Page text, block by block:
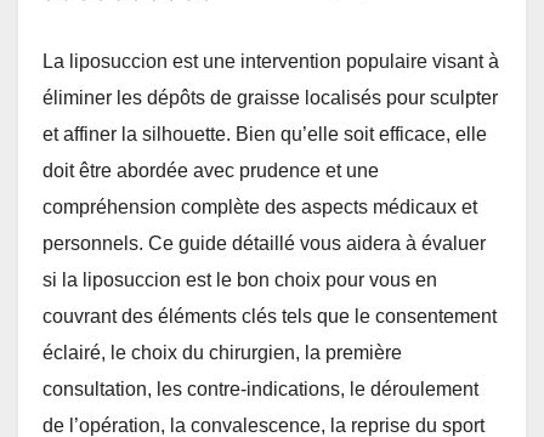
La liposuccion est une intervention populaire visant à
éliminer les dépôts de graisse localisés pour sculpter
et affiner la silhouette. Bien qu’elle soit efficace, elle
doit être abordée avec prudence et une
compréhension complète des aspects médicaux et
personnels. Ce guide détaillé vous aidera à évaluer
si la liposuccion est le bon choix pour vous en
couvrant des éléments clés tels que le consentement
éclairé, le choix du chirurgien, la première
consultation, les contre-indications, le déroulement
de l’opération, la convalescence, la reprise du sport